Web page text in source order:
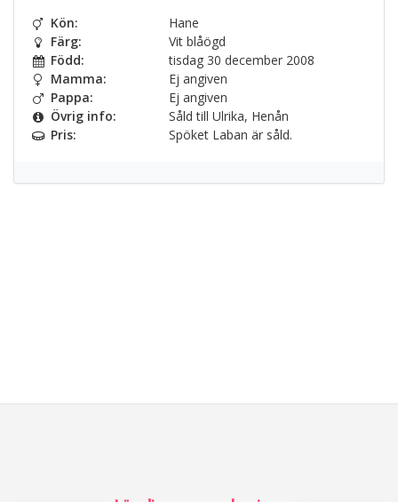
Kön:
Hane
Färg:
Vit blåögd
Född:
tisdag 30 december 2008
Mamma:
Ej angiven
Pappa:
Ej angiven
Övrig info:
Såld till Ulrika, Henån
Pris:
Spöket Laban är såld.